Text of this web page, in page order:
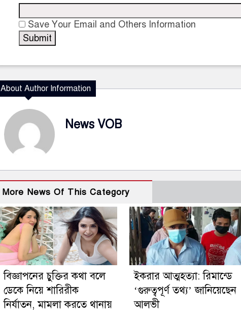
Save Your Email and Others Information
About Author Information
News VOB
More News Of This Category
বিজ্ঞাপনের চুক্তির কথা বলে
ডেকে নিয়ে শারিরীক
নির্যাতন, মামলা করতে থানায়
ইকরার আত্মহত্যা: রিমান্ডে
‘গুরুত্বপূর্ণ তথ্য’ জানিয়েছেন
আলভী